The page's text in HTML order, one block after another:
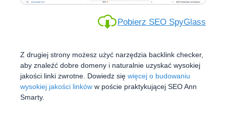
Pobierz SEO SpyGlass
Z drugiej strony możesz użyć narzędzia backlink checker,
aby znaleźć dobre domeny i naturalnie uzyskać wysokiej
jakości linki zwrotne. Dowiedz się więcej o budowaniu
wysokiej jakości linków w poście praktykującej SEO Ann
Smarty.